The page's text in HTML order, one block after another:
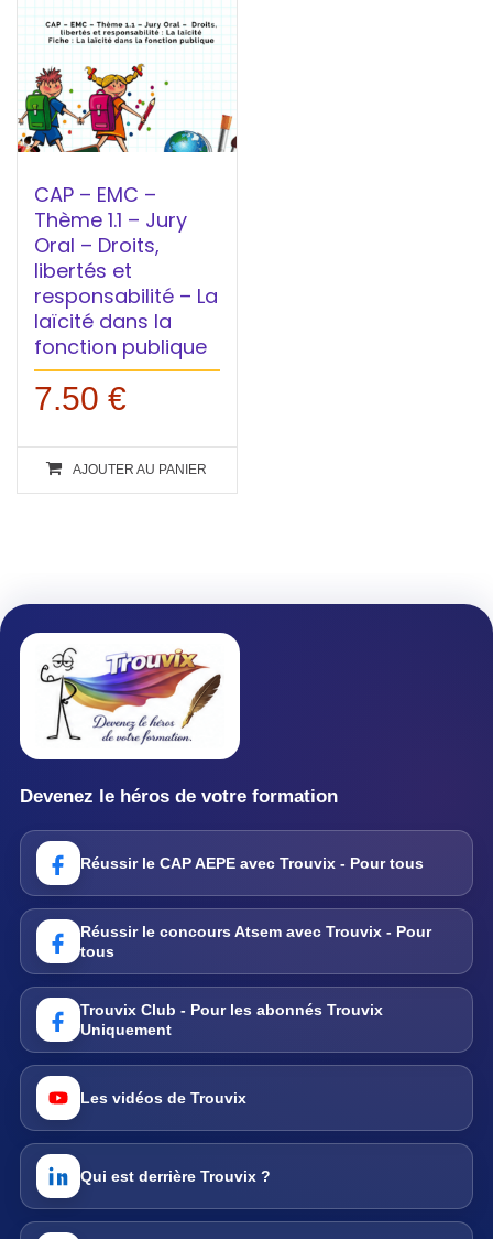
CAP – EMC –
Thème 1.1 – Jury
Oral – Droits,
libertés et
responsabilité – La
laïcité dans la
fonction publique
7.50 €
AJOUTER AU PANIER
Devenez le héros de votre formation
Réussir le CAP AEPE avec Trouvix - Pour tous
Réussir le concours Atsem avec Trouvix - Pour
tous
Trouvix Club - Pour les abonnés Trouvix
Uniquement
Les vidéos de Trouvix
Qui est derrière Trouvix ?